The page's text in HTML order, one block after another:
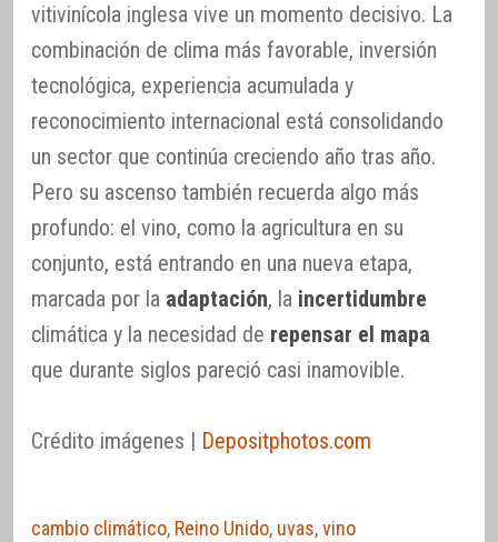
vitivinícola inglesa vive un momento decisivo. La
combinación de clima más favorable, inversión
tecnológica, experiencia acumulada y
reconocimiento internacional está consolidando
un sector que continúa creciendo año tras año.
Pero su ascenso también recuerda algo más
profundo: el vino, como la agricultura en su
conjunto, está entrando en una nueva etapa,
marcada por la adaptación, la incertidumbre
climática y la necesidad de repensar el mapa
que durante siglos pareció casi inamovible.
Crédito imágenes | Depositphotos.com
cambio climático, Reino Unido, uvas,vino